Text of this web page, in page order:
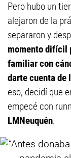
Pero hubo un
alejaron de la
separaron y
momento difícil
familiar con
darte cuenta de
eso, decidí que
empecé con
LMNeuquén.